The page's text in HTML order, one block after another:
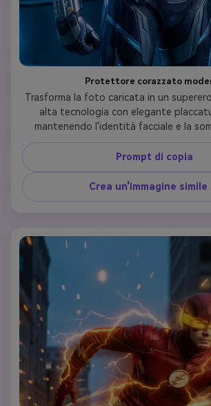
Protettore corazzato
Trasforma la foto caricata in un
alta tecnologia con elegante
mantenendo l'identità facciale e la
persona. Crea un abito tattico
energetiche blu luminose, dettagli
un casco protettivo che può
mostrare il viso. Posizione su uno
laboratorio con display olografici,
Prompt di copia
Crea un'immagine